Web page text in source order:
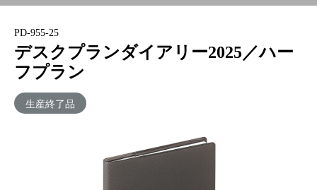
PD-955-25
デスクプランダイアリー2025／ハー
フプラン
生産終了品